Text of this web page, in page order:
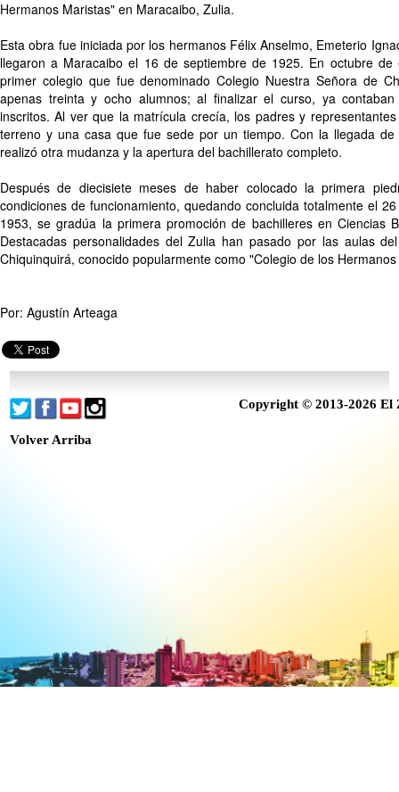
Hermanos Maristas" en Maracaibo, Zulia.
Esta obra fue iniciada por los hermanos Félix Anselmo, Emeterio
llegaron a Maracaibo el 16 de septiembre de 1925. En octubre
primer colegio que fue denominado Colegio Nuestra Señora de
apenas treinta y ocho alumnos; al finalizar el curso, ya
inscritos. Al ver que la matrícula crecía, los padres y
terreno y una casa que fue sede por un tiempo. Con la llegada de
realizó otra mudanza y la apertura del bachillerato completo.
Después de diecisiete meses de haber colocado la primera
condiciones de funcionamiento, quedando concluida totalmente el
1953, se gradúa la primera promoción de bachilleres en Ciencias
Destacadas personalidades del Zulia han pasado por las aulas
Chiquinquirá, conocido popularmente como "Colegio de los
Por: Agustín Arteaga
Copyright © 2013-2026 El
Volver Arriba